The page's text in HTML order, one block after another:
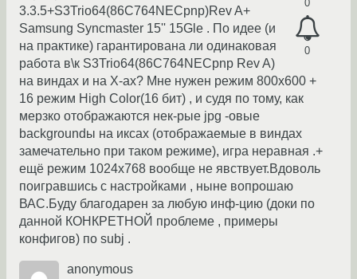
0
0
3.3.5+S3Trio64(86C764NECpnp)Rev A+
Samsung Syncmaster 15'' 15Gle . По идее (и
на практике) гарантирована ли одинаковая
работа в\к S3Trio64(86C764NECpnp Rev A)
на виндах и на Х-ах? Мне нужен режим 800х600 +
16 режим High Color(16 бит) , и судя по тому, как
мерзко отображаются нек-рые jpg -овые
backgroundы на иксах (отображаемые в виндах
замечательно при таком режиме), игра неравная .+
ещё режим 1024х768 вообще не явствует.Вдоволь
поигравшись с настройками , ныне вопрошаю
ВАС.Буду благодарен за любую инф-цию (доки по
данной КОНКРЕТНОЙ проблеме , примеры
конфигов) по subj .
anonymous